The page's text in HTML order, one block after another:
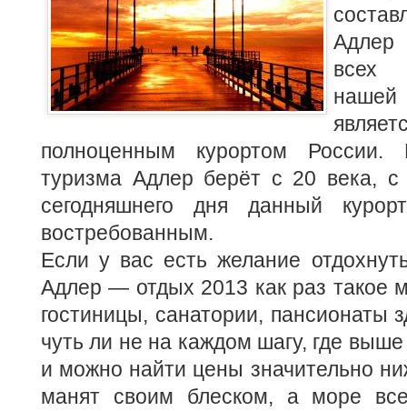
Адлер
всех
нашей
полноценным курортом России.
туризма Адлер берёт с 20 века,
сегодняшнего дня данный
востребованным.
Если у вас есть желание
Адлер — отдых 2013 как раз такое
гостиницы, санатории, пансионаты
чуть ли не на каждом шагу, где
и можно найти цены значительно
манят своим блеском, а море